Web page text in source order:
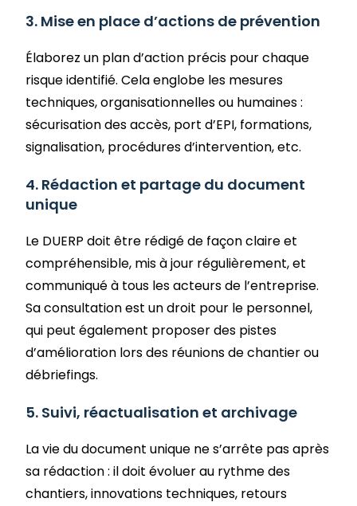
3. Mise en place d’actions de prévention
Élaborez un plan d’action précis pour chaque
risque identifié. Cela englobe les mesures
techniques, organisationnelles ou humaines :
sécurisation des accès, port d’EPI, formations,
signalisation, procédures d’intervention, etc.
4. Rédaction et partage du document
unique
Le DUERP doit être rédigé de façon claire et
compréhensible, mis à jour régulièrement, et
communiqué à tous les acteurs de l’entreprise.
Sa consultation est un droit pour le personnel,
qui peut également proposer des pistes
d’amélioration lors des réunions de chantier ou
débriefings.
5. Suivi, réactualisation et archivage
La vie du document unique ne s’arrête pas après
sa rédaction : il doit évoluer au rythme des
chantiers, innovations techniques, retours